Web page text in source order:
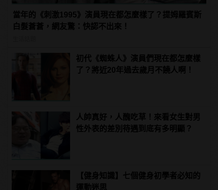
當年的《刺激1995》演員現在都怎麼樣了？提姆羅賓斯
白髮蒼蒼，網友驚：快認不出來！
初代《蜘蛛人》演員們現在都怎麼樣
了？將近20年過去歲月不饒人啊！
人帥真好，人醜吃草！來看女生對男
性外表的差別待遇到底有多明顯？
【健身知識】七個健身初學者必知的
運動迷思